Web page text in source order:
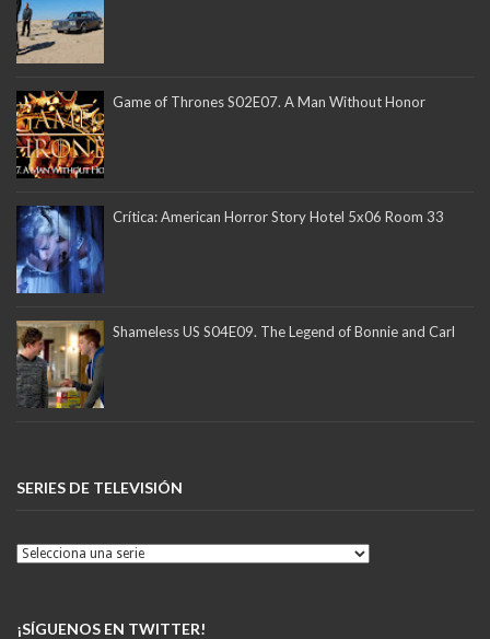
Game of Thrones S02E07. A Man Without Honor
Crítica: American Horror Story Hotel 5x06 Room 33
Shameless US S04E09. The Legend of Bonnie and Carl
SERIES DE TELEVISIÓN
¡SÍGUENOS EN TWITTER!